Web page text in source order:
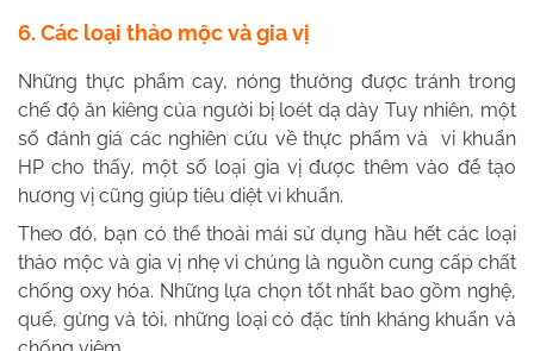
6. Các loại thảo mộc và gia vị
Những thực phẩm cay, nóng thường được tránh trong
chế độ ăn kiêng của người bị loét dạ dày Tuy nhiên, một
số đánh giá các nghiên cứu về thực phẩm và vi khuẩn
HP cho thấy, một số loại gia vị được thêm vào để tạo
hương vị cũng giúp tiêu diệt vi khuẩn.
Theo đó, bạn có thể thoải mái sử dụng hầu hết các loại
thảo mộc và gia vị nhẹ vì chúng là nguồn cung cấp chất
chống oxy hóa. Những lựa chọn tốt nhất bao gồm nghệ,
quế, gừng và tỏi, những loại có đặc tính kháng khuẩn và